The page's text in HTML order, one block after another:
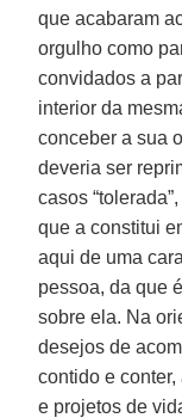
que acabaram
orgulho como
convidados a
interior da
conceber a sua
deveria ser
casos
que a constitui
aqui de uma
pessoa, da que
sobre ela. Na
desejos de
contido e
e projetos de